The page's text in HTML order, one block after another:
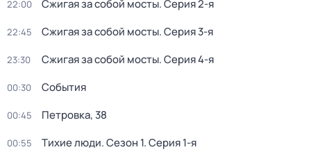
22:00 Сжигая за собой мосты. Серия 2-я
22:45 Сжигая за собой мосты. Серия 3-я
23:30 Сжигая за собой мосты. Серия 4-я
00:30 События
00:45 Петровка, 38
00:55 Тихие люди. Сезон 1. Серия 1-я